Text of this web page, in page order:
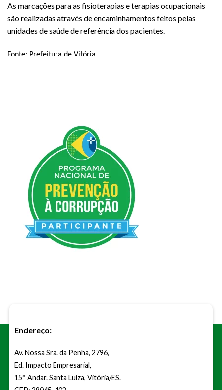
As marcações para as fisioterapias e terapias ocupacionais
são realizadas através de encaminhamentos feitos pelas
unidades de saúde de referência dos pacientes.
Fonte: Prefeitura de Vitória
Endereço:
Av. Nossa Sra. da Penha, 2796,
Ed. Impacto Empresarial,
15° Andar. Santa Luíza, Vitória/ES.